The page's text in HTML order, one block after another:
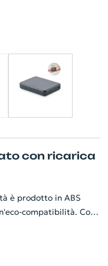
con ricarica
è prodotto in ABS
compatibilità. Con
PD 20W, garantendo